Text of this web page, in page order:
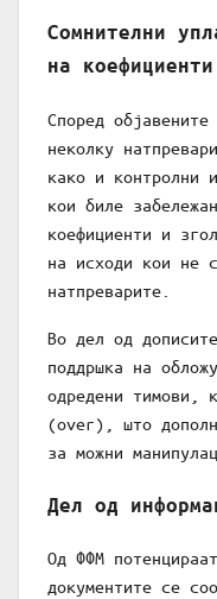
Сомнителни
на коефициенти
Според
неколку
како и контролни
кои биле
коефициенти и
на исходи кои не
натпреварите.
Во дел од
поддршка на
одредени тимови,
(over), што
за можни
Дел од
Од ФФМ
документите се